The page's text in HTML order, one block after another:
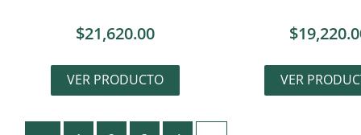
$21,620.00
VER PRODUCTO
$
VER